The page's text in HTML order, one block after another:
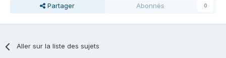
Partager Abonnés 0
Aller sur la liste des sujets